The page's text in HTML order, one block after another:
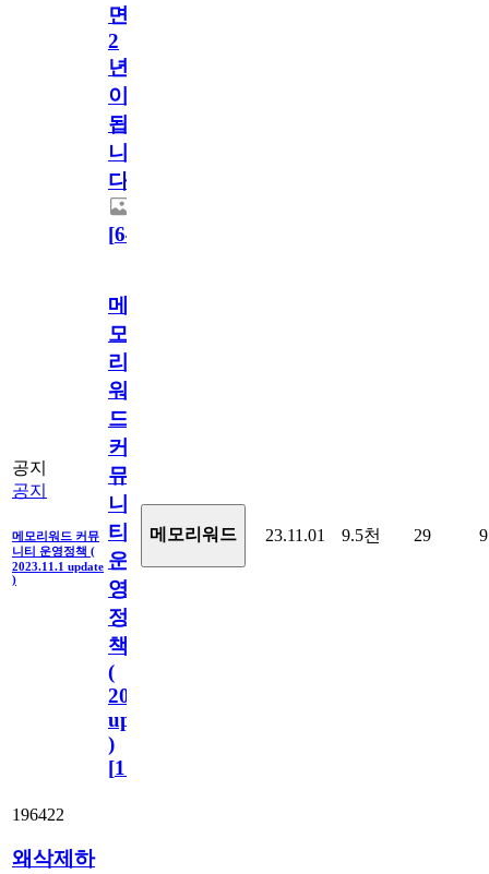
면
2
년
이
됩
니
다.
[64
공지
공지
메모리워드 커뮤
니티 운영정책 (
2023.11.1 update
)
메
모
리
워
드
커
뮤
니
티
운
영
정
책
(
2023.11.1
update
)
[110
메모리워드 23.11.01 9.5천 29 9
196422
왜삭제하